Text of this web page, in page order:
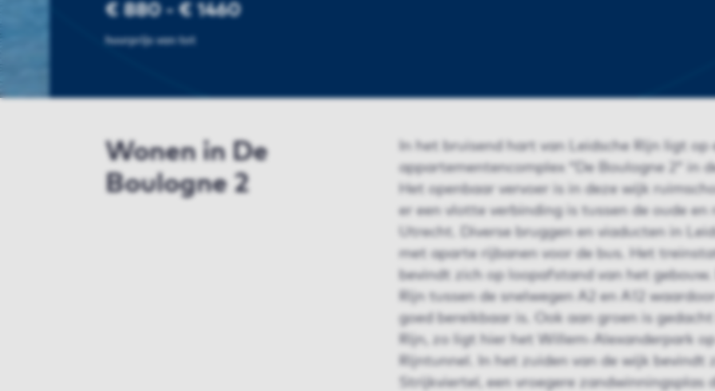
€ 880 - € 1460
huurprijs van tot
Wonen in De
Boulogne 2
In het bruisend hart van Leidsche Rijn ligt op
appartementencomplex “De Boulogne 2” in
Het openbaar vervoer is in deze wijk
er een vlotte verbinding is tussen de oude en
Utrecht. Diverse bruggen en viaducten in
met aparte rijbanen voor de bus. Het
bevindt zich op loopafstand van het
Rijn tussen de snelwegen A2 en A12
goed bereikbaar is. Ook aan groen is
Rijn, zo ligt hier het Willem-Alexanderpark
Rijntunnel. In het zuiden van de wijk bevindt
Strijkviertel, een vroegere zandwinningsplas